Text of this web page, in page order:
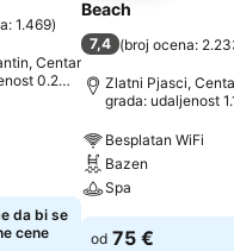
1.469)
Centar
0.2
da bi se
cene
Beach
7,4 (broj ocena:
Zlatni Pjasci,
grada: udaljenost
Besplatan WiFi
Bazen
Spa
od 75 €